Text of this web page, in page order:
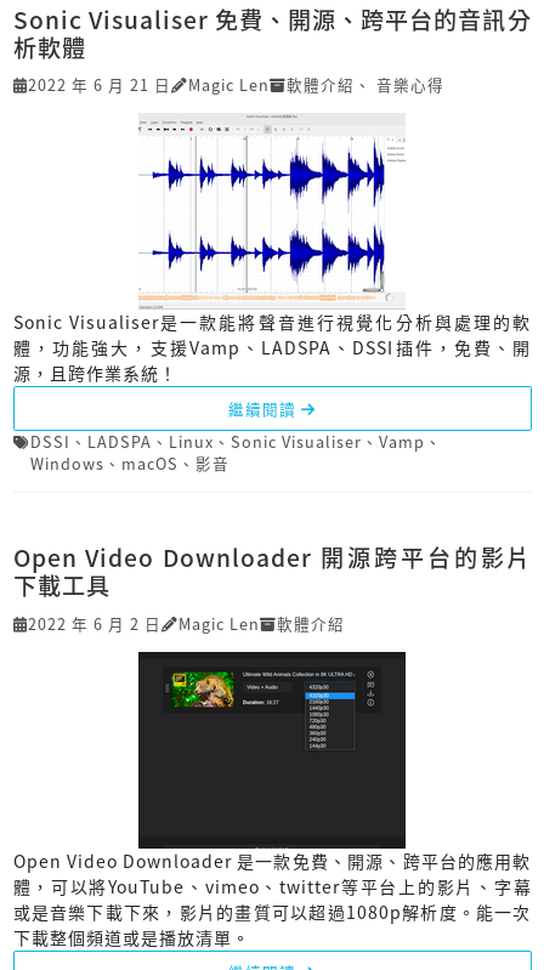
Sonic Visualiser 免費、開源、跨平台的音訊分
析軟體
2022 年 6 月 21 日 Magic Len 軟體介紹 、 音樂心得
Sonic Visualiser是一款能將聲音進行視覺化分析與處理的軟
體，功能強大，支援Vamp、LADSPA、DSSI插件，免費、開
源，且跨作業系統！
繼續閱讀
DSSI 、 LADSPA 、 Linux 、 Sonic Visualiser 、 Vamp 、
Windows 、 macOS 、 影音
Open Video Downloader 開源跨平台的影片
下載工具
2022 年 6 月 2 日 Magic Len 軟體介紹
Open Video Downloader 是一款免費、開源、跨平台的應用軟
體，可以將YouTube、vimeo、twitter等平台上的影片、字幕
或是音樂下載下來，影片的畫質可以超過1080p解析度。能一次
下載整個頻道或是播放清單。